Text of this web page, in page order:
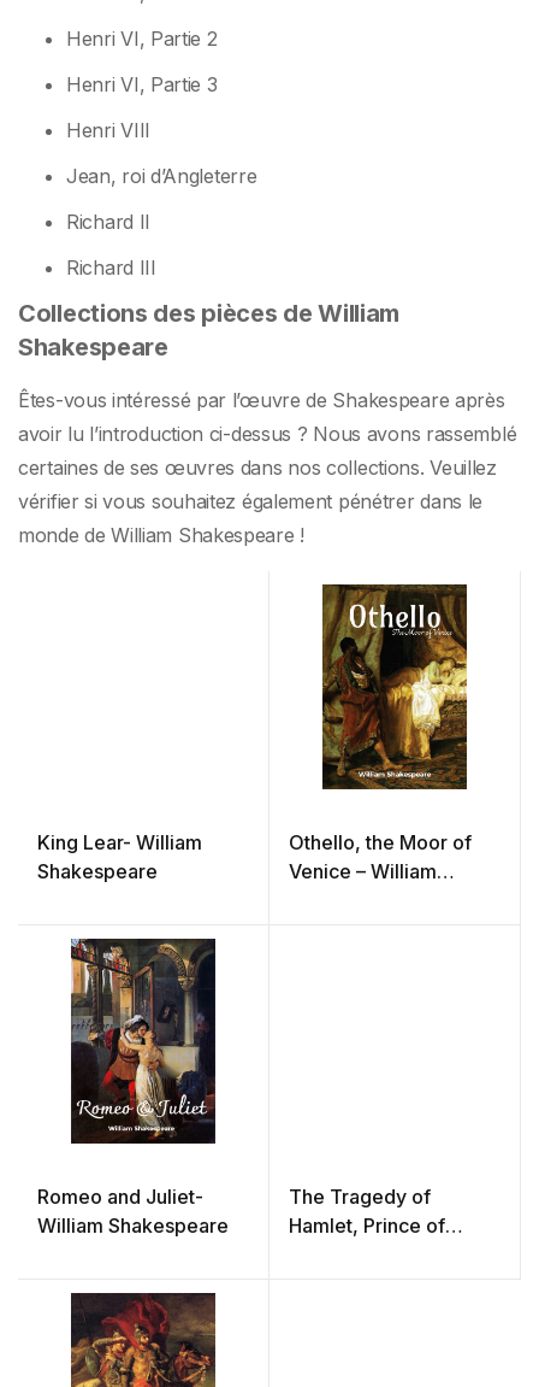
Henri VI, Partie 2
Henri VI, Partie 3
Henri VIII
Jean, roi d’Angleterre
Richard II
Richard III
Collections des pièces de William
Shakespeare
Êtes-vous intéressé par l’œuvre de Shakespeare après
avoir lu l’introduction ci-dessus ? Nous avons rassemblé
certaines de ses œuvres dans nos collections. Veuillez
vérifier si vous souhaitez également pénétrer dans le
monde de William Shakespeare !
King Lear- William
Shakespeare
Othello, the Moor of
Venice – William
Romeo and Juliet-
William Shakespeare
The Tragedy of
Hamlet, Prince of
Shakespeare